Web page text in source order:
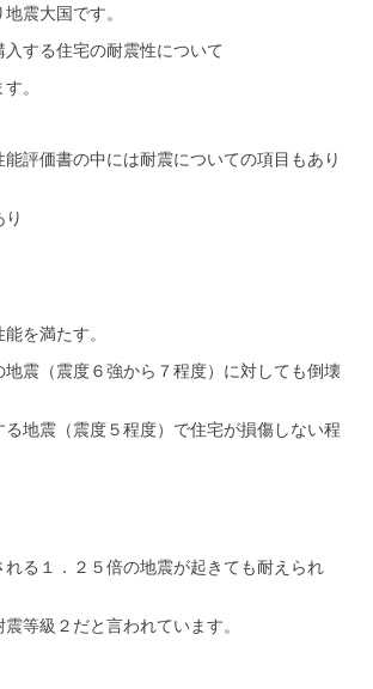
震大国です。
する住宅の耐震性について
。
評価書の中には耐震についての項目もあり
り
を満たす。
震（震度６強から７程度）に対しても倒壊
地震（震度５程度）で住宅が損傷しない程
れる１．２５倍の地震が起きても耐えられ
等級２だと言われています。